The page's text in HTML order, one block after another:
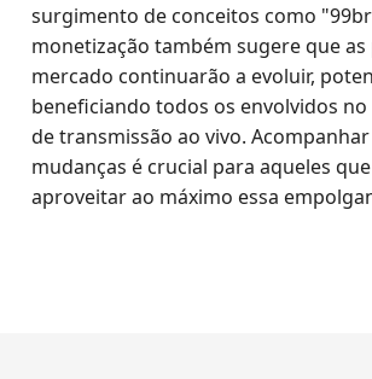
surgimento de conceitos como
monetização também sugere que
mercado continuarão a evoluir,
beneficiando todos os envolvidos no
de transmissão ao vivo. Acompanhar
mudanças é crucial para aqueles
aproveitar ao máximo essa